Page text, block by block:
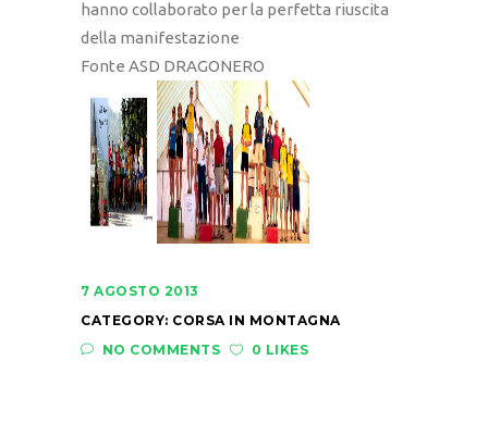
hanno collaborato per la perfetta riuscita
della manifestazione
Fonte ASD DRAGONERO
7 AGOSTO 2013
CATEGORY: CORSA IN MONTAGNA
NO COMMENTS
0 LIKES